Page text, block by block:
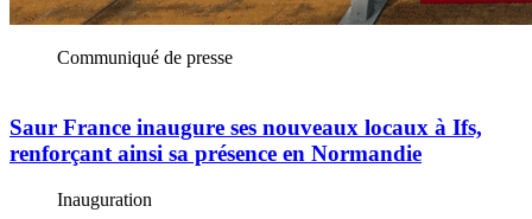
Communiqué de presse
Saur France inaugure ses nouveaux locaux à Ifs,
renforçant ainsi sa présence en Normandie
Inauguration